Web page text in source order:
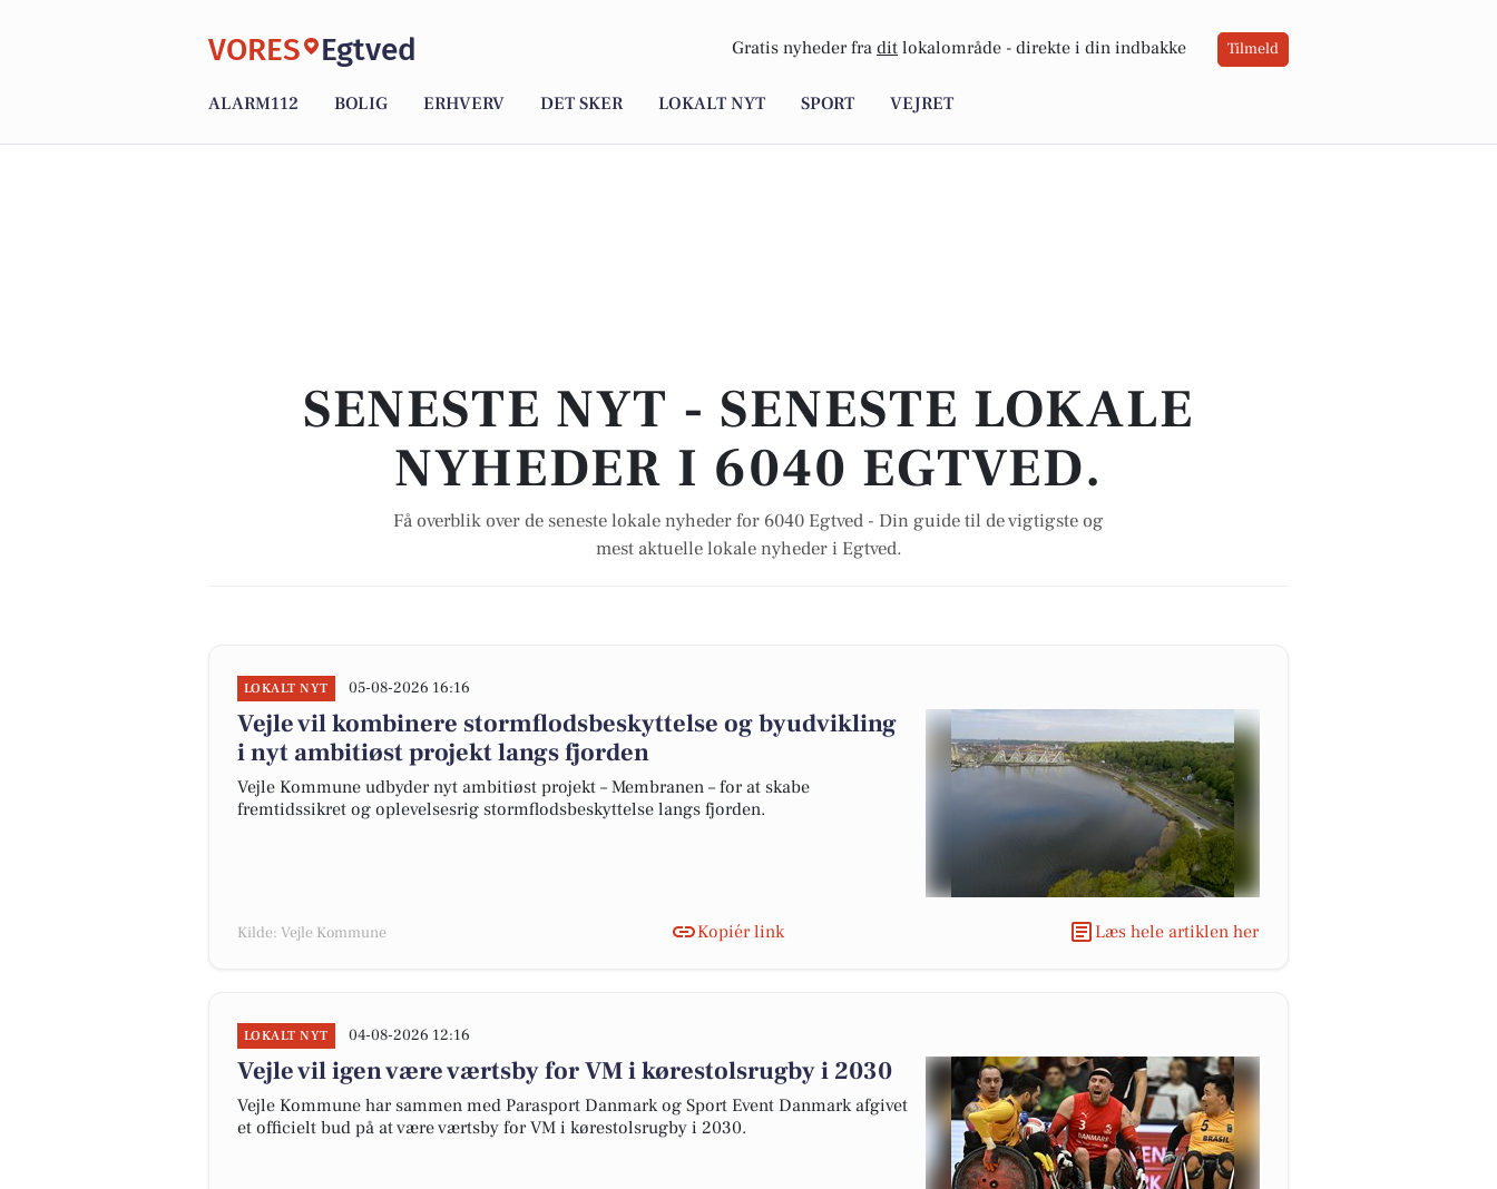
VORES Egtved Gratis nyheder fra dit lokalområde - direkte i din indbakke Tilmeld
ALARM112 BOLIG ERHVERV DET SKER LOKALT NYT SPORT VEJRET
SENESTE NYT - SENESTE LOKALE
NYHEDER I 6040 EGTVED.
Få overblik over de seneste lokale nyheder for 6040 Egtved - Din guide til de vigtigste og
mest aktuelle lokale nyheder i Egtved.
LOKALT NYT 05-08-2026 16:16
Vejle vil kombinere stormflodsbeskyttelse og byudvikling
i nyt ambitiøst projekt langs fjorden
Vejle Kommune udbyder nyt ambitiøst projekt – Membranen – for at skabe
fremtidssikret og oplevelsesrig stormflodsbeskyttelse langs fjorden.
Kilde: Vejle Kommune Kopiér link Læs hele artiklen her
LOKALT NYT 04-08-2026 12:16
Vejle vil igen være værtsby for VM i kørestolsrugby i 2030
Vejle Kommune har sammen med Parasport Danmark og Sport Event Danmark afgivet
et officielt bud på at være værtsby for VM i kørestolsrugby i 2030.